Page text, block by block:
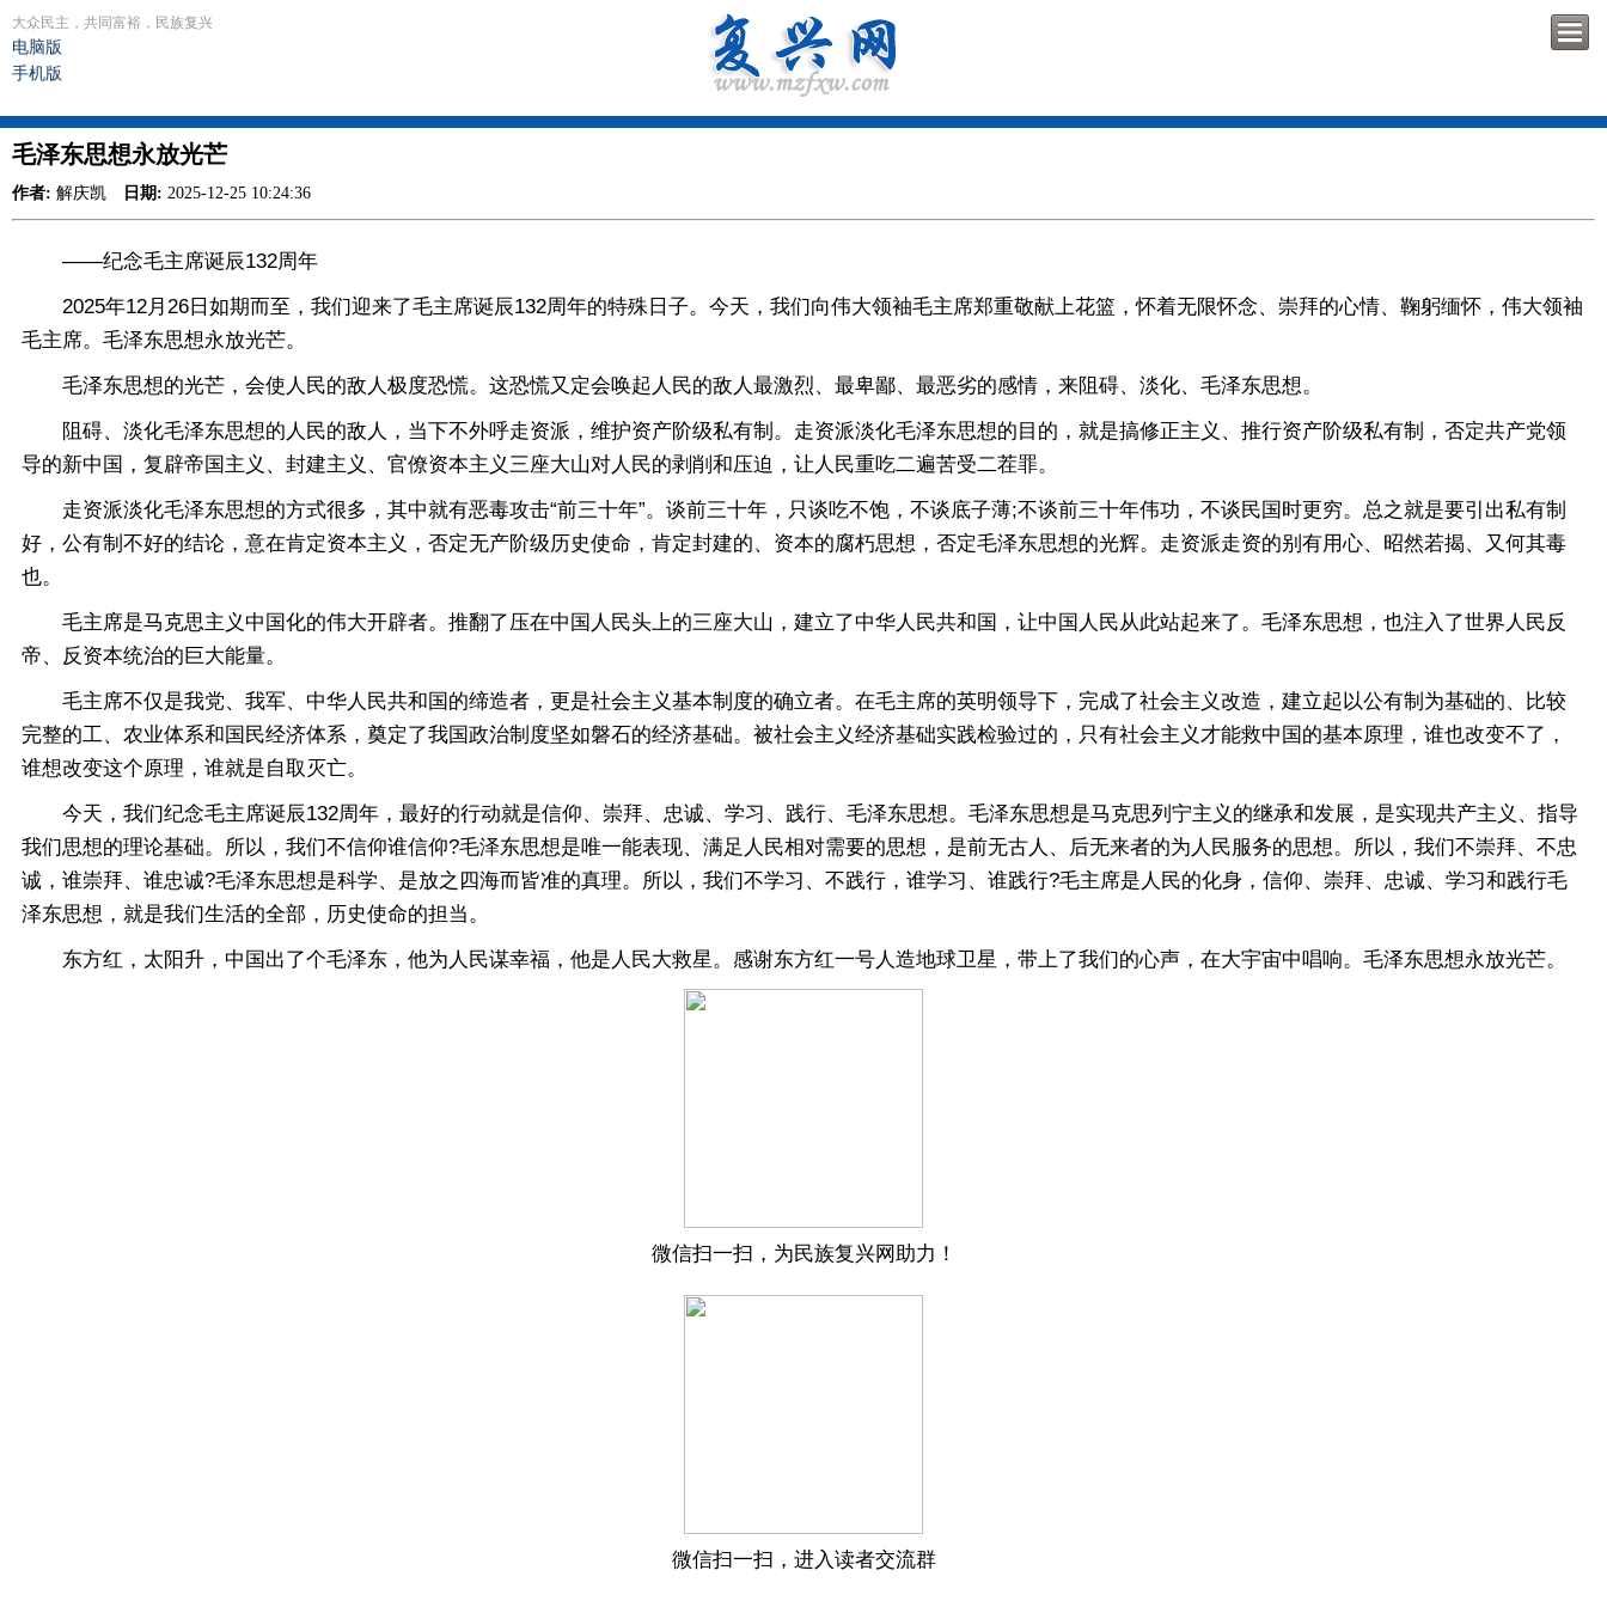
大众民主，共同富裕，民族复兴
电脑版
手机版
毛泽东思想永放光芒
作者: 解庆凯 日期: 2025-12-25 10:24:36
——纪念毛主席诞辰132周年
2025年12月26日如期而至，我们迎来了毛主席诞辰132周年的特殊日子。今天，我们向伟大领袖毛主席郑重敬献上花篮，怀着无限怀念、崇拜的心情、鞠躬缅怀，伟大领袖
毛主席。毛泽东思想永放光芒。
毛泽东思想的光芒，会使人民的敌人极度恐慌。这恐慌又定会唤起人民的敌人最激烈、最卑鄙、最恶劣的感情，来阻碍、淡化、毛泽东思想。
阻碍、淡化毛泽东思想的人民的敌人，当下不外呼走资派，维护资产阶级私有制。走资派淡化毛泽东思想的目的，就是搞修正主义、推行资产阶级私有制，否定共产党领
导的新中国，复辟帝国主义、封建主义、官僚资本主义三座大山对人民的剥削和压迫，让人民重吃二遍苦受二茬罪。
走资派淡化毛泽东思想的方式很多，其中就有恶毒攻击“前三十年”。谈前三十年，只谈吃不饱，不谈底子薄;不谈前三十年伟功，不谈民国时更穷。总之就是要引出私有制
好，公有制不好的结论，意在肯定资本主义，否定无产阶级历史使命，肯定封建的、资本的腐朽思想，否定毛泽东思想的光辉。走资派走资的别有用心、昭然若揭、又何其毒
也。
毛主席是马克思主义中国化的伟大开辟者。推翻了压在中国人民头上的三座大山，建立了中华人民共和国，让中国人民从此站起来了。毛泽东思想，也注入了世界人民反
帝、反资本统治的巨大能量。
毛主席不仅是我党、我军、中华人民共和国的缔造者，更是社会主义基本制度的确立者。在毛主席的英明领导下，完成了社会主义改造，建立起以公有制为基础的、比较
完整的工、农业体系和国民经济体系，奠定了我国政治制度坚如磐石的经济基础。被社会主义经济基础实践检验过的，只有社会主义才能救中国的基本原理，谁也改变不了，
谁想改变这个原理，谁就是自取灭亡。
今天，我们纪念毛主席诞辰132周年，最好的行动就是信仰、崇拜、忠诚、学习、践行、毛泽东思想。毛泽东思想是马克思列宁主义的继承和发展，是实现共产主义、指导
我们思想的理论基础。所以，我们不信仰谁信仰?毛泽东思想是唯一能表现、满足人民相对需要的思想，是前无古人、后无来者的为人民服务的思想。所以，我们不崇拜、不忠
诚，谁崇拜、谁忠诚?毛泽东思想是科学、是放之四海而皆准的真理。所以，我们不学习、不践行，谁学习、谁践行?毛主席是人民的化身，信仰、崇拜、忠诚、学习和践行毛
泽东思想，就是我们生活的全部，历史使命的担当。
东方红，太阳升，中国出了个毛泽东，他为人民谋幸福，他是人民大救星。感谢东方红一号人造地球卫星，带上了我们的心声，在大宇宙中唱响。毛泽东思想永放光芒。
微信扫一扫，为民族复兴网助力！
微信扫一扫，进入读者交流群